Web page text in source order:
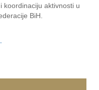
koordinaciju aktivnosti u
BiH.